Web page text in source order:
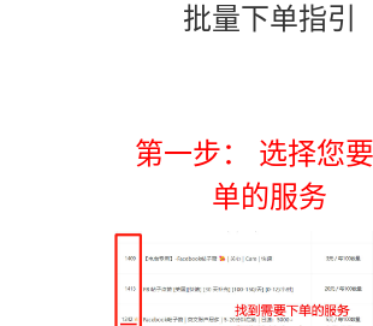
批量下单指引
第一步： 选择您
单的服务